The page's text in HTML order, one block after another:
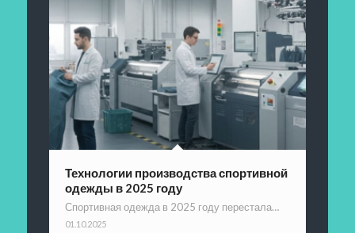
Технологии производства спортивной
одежды в 2025 году
Спортивная одежда в 2025 году перестала…
01.10.2025